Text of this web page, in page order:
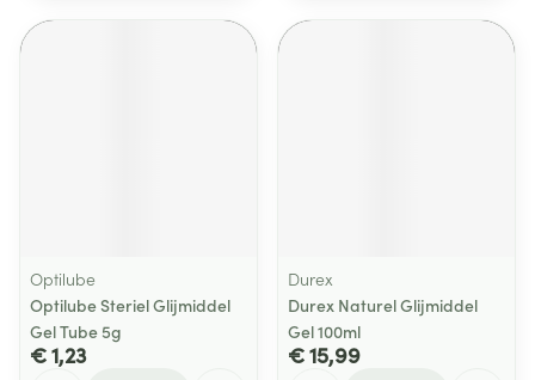
Optilube
Optilube Steriel Glijmiddel
Gel Tube 5g
€ 1,23
Durex
Durex Naturel Glijmiddel
Gel 100ml
€ 15,99